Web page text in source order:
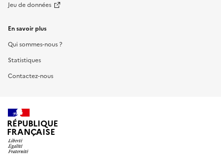
Jeu de données
En savoir plus
Qui sommes-nous ?
Statistiques
Contactez-nous
RÉPUBLIQUE
FRANÇAISE